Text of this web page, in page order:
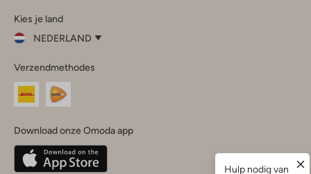
InstagramFacebook
Kies je land
NEDERLAND
je
land
Nederland
Belgique(Français)
Deutschland
Verzendmethodes
Download onze Omoda app